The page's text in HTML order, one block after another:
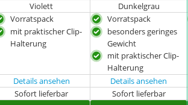
Violett Dunkelgrau
Vorratspack
mit praktischer Clip-
Halterung
Vorratspack
besonders geringes
Gewicht
mit praktischer Clip-
Halterung
Details ansehen Details ansehen
Sofort lieferbar Sofort lieferbar